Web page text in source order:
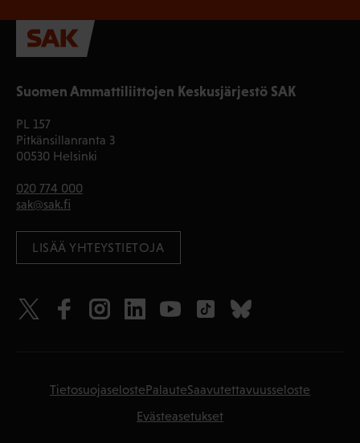
Suomen Ammattiliittojen Keskusjärjestö SAK
PL 157
Pitkänsillanranta 3
00530 Helsinki
020 774 000
sak@sak.fi
LISÄÄ YHTEYSTIETOJA
TietosuojaselostePalauteSaavutettavuusseloste
Evästeasetukset